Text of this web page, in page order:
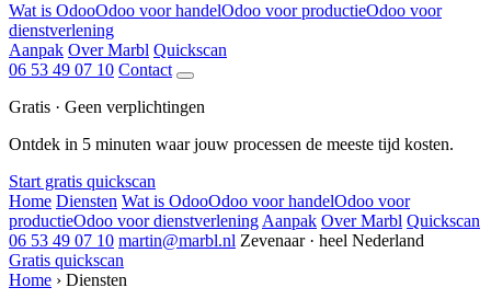
Wat is OdooOdoo voor handelOdoo voor productieOdoo voor
dienstverlening
Aanpak Over Marbl Quickscan
06 53 49 07 10 Contact
Gratis · Geen verplichtingen
Ontdek in 5 minuten waar jouw processen de meeste tijd kosten.
Start gratis quickscan
Home Diensten Wat is OdooOdoo voor handelOdoo voor
productieOdoo voor dienstverlening Aanpak Over Marbl Quickscan
06 53 49 07 10 martin@marbl.nl Zevenaar · heel Nederland
Gratis quickscan
Home › Diensten